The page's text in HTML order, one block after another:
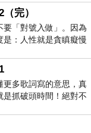
完）
「對號入做」。因為
：人性就是貪瞋癡慢
更多歌詞寫的意思，真
抓破頭時間！絕對不